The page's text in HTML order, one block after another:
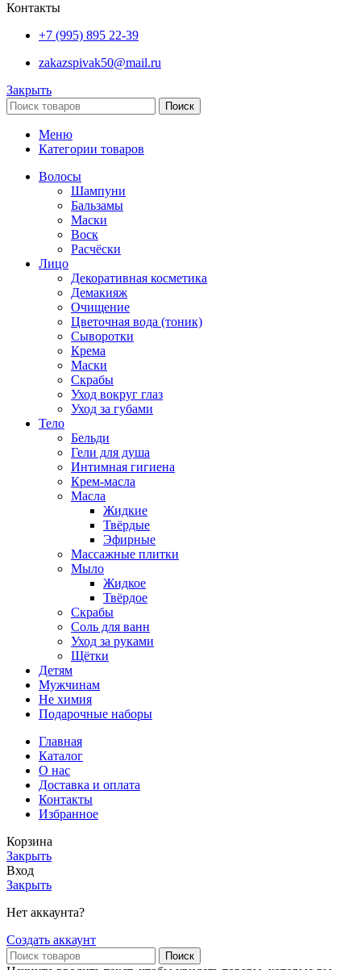
Контакты
+7 (995) 895 22-39
zakazspivak50@mail.ru
Закрыть
Поиск
Меню
Категории товаров
Волосы
Шампуни
Бальзамы
Маски
Воск
Расчёски
Лицо
Декоративная косметика
Демакияж
Очищение
Цветочная вода (тоник)
Сыворотки
Крема
Маски
Скрабы
Уход вокруг глаз
Уход за губами
Тело
Бельди
Гели для душа
Интимная гигиена
Крем-масла
Масла
Жидкие
Твёрдые
Эфирные
Массажные плитки
Мыло
Жидкое
Твёрдое
Скрабы
Соль для ванн
Уход за руками
Щётки
Детям
Мужчинам
Не химия
Подарочные наборы
Главная
Каталог
О нас
Доставка и оплата
Контакты
Избранное
Корзина
Закрыть
Вход
Закрыть
Нет аккаунта?
Создать аккаунт
Поиск